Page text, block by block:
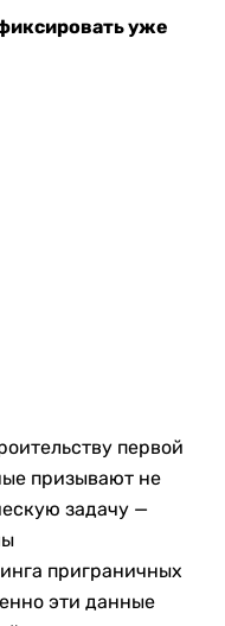
уже
первой
призывают не
задачу —
приграничных
эти данные